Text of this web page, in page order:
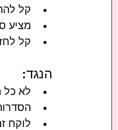
קל
מציע
קל
הנגד:
לא כל
לוקח